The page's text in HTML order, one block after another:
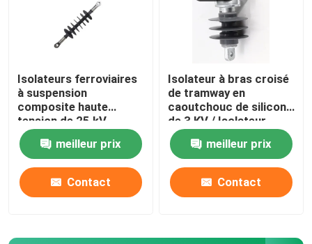
Isolateurs ferroviaires
à suspension
composite haute
tension de 25 kV
meilleur prix
Contact
Isolateur à bras croisé
de tramway en
caoutchouc de silicone
de 3 KV / Isolateur
ferroviaire
meilleur prix
Contact